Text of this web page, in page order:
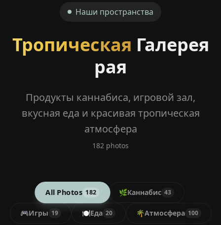
Наши пространства
Тропическая Галерея
рая
Продукты каннабиса, игровой зал,
вкусная еда и красивая тропическая
атмосфера
182 photos
All Photos 182 🌿Каннабис 43
🎮Игры 19 🍽️Еда 20 🌴Атмосфера 100